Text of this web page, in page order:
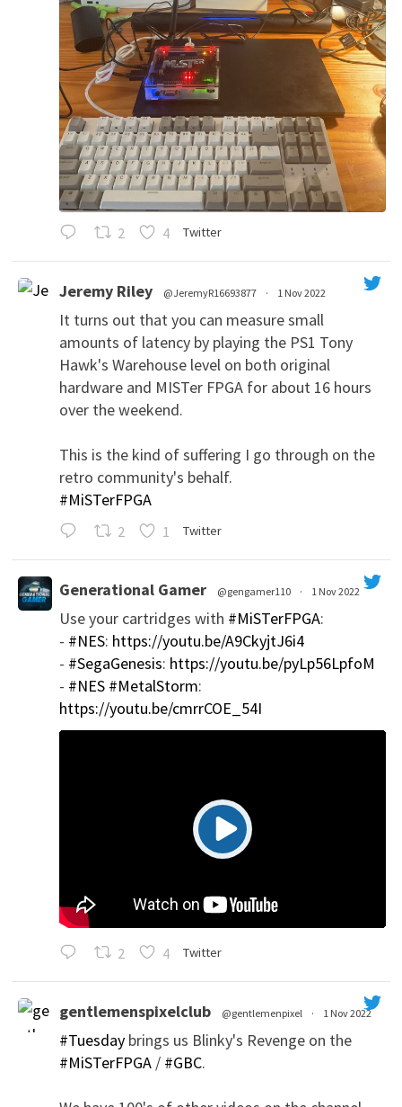
2 4 Twitter
Jeremy Riley @JeremyR16693877 · 1 Nov 2022
It turns out that you can measure small
amounts of latency by playing the PS1 Tony
Hawk's Warehouse level on both original
hardware and MISTer FPGA for about 16 hours
over the weekend.
This is the kind of suffering I go through on the
retro community's behalf.
#MiSTerFPGA
2 1 Twitter
Generational Gamer @gengamer110 · 1 Nov 2022
Use your cartridges with #MiSTerFPGA:
- #NES: https://youtu.be/A9CkyjtJ6i4
- #SegaGenesis: https://youtu.be/pyLp56LpfoM
- #NES #MetalStorm:
https://youtu.be/cmrrCOE_54I
2 4 Twitter
gentlemenspixelclub @gentlemenpixel · 1 Nov 2022
#Tuesdaybrings us Blinky's Revenge on the
#MiSTerFPGA/ #GBC.